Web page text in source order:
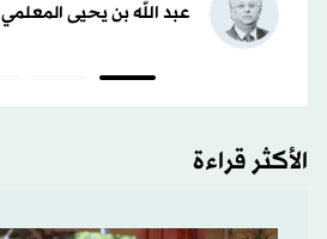
عبد الله بن يحيى المعلمي
الأكثر قراءة